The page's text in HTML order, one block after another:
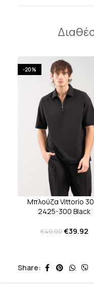
-20%
Μπλούζα Vittorio
2425-300 Black
€49.90 €39.92
Share: